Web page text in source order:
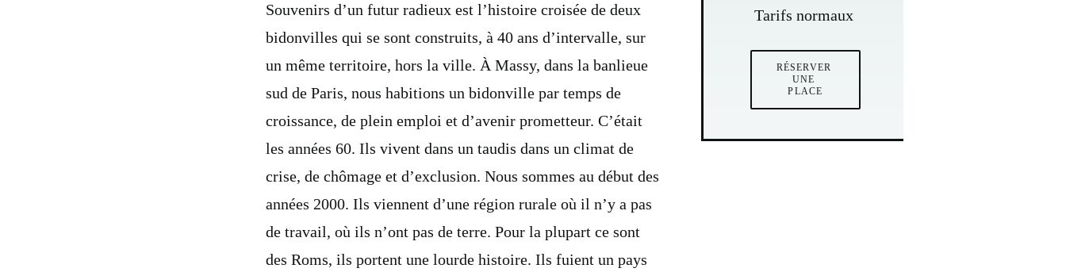
Souvenirs d’un futur radieux est l’histoire croisée de deux
bidonvilles qui se sont construits, à 40 ans d’intervalle, sur
un même territoire, hors la ville. À Massy, dans la banlieue
sud de Paris, nous habitions un bidonville par temps de
croissance, de plein emploi et d’avenir prometteur. C’était
les années 60. Ils vivent dans un taudis dans un climat de
crise, de chômage et d’exclusion. Nous sommes au début des
années 2000. Ils viennent d’une région rurale où il n’y a pas
de travail, où ils n’ont pas de terre. Pour la plupart ce sont
des Roms, ils portent une lourde histoire. Ils fuient un pays
Tarifs normaux
RÉSERVER
UNE
PLACE